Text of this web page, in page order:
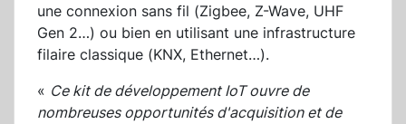
une connexion sans fil (Zigbee, Z-Wave, UHF
Gen 2…) ou bien en utilisant une infrastructure
filaire classique (KNX, Ethernet…).
« Ce kit de développement IoT ouvre de
nombreuses opportunités d'acquisition et de